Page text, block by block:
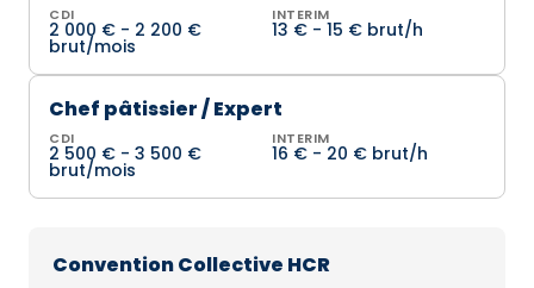
CDI
2 000 € - 2 200 €
brut/mois
INTERIM
13 € - 15 € brut/h
Chef pâtissier / Expert
CDI
2 500 € - 3 500 €
brut/mois
INTERIM
16 € - 20 € brut/h
Convention Collective HCR